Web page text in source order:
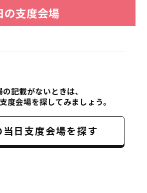
の支度会場
の記載がないときは、
度会場を探してみましょう。
当日支度会場を探す